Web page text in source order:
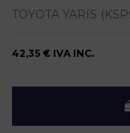
TOYOTA YARIS
42,35 € IVA INC.